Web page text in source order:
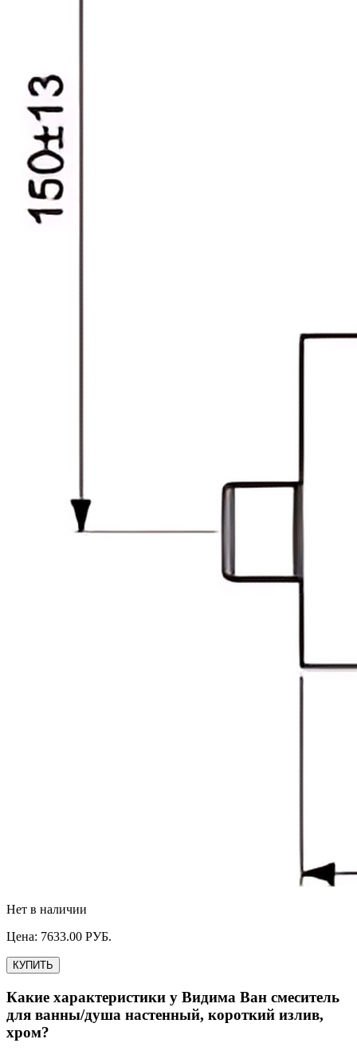
Нет в наличии
Цена: 7633.00 РУБ.
КУПИТЬ
Какие характеристики у Видима Ван смеситель
для ванны/душа настенный, короткий излив,
хром?